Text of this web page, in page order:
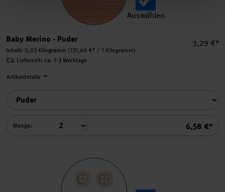
Auswählen
Baby Merino - Puder
Inhalt: 0,03 Kilogramm (131,60 €* / 1 Kilogramm)
3,29 €*
Summe
6,58 €*
Lieferzeit: ca. 1-3 Werktage
Artikeldetails
Menge: